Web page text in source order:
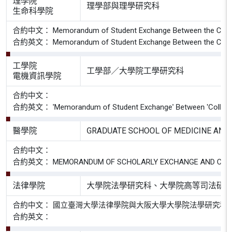
生命科學院
理學部與理學研究科
合約中文： Memorandum of Student Exchange Between the
合約英文： Memorandum of Student Exchange Between the
工學院
電機資訊學院
工學部／大學院工學研究科
合約中文：
合約英文： 'Memorandum of Student Exchange' Between
醫學院 GRADUATE SCHOOL OF MEDICINE
合約中文：
合約英文： MEMORANDUM OF SCHOLARLY EXCHANGE AND
法律學院 大學院法學研究科、大學院高等司法
合約中文： 國立臺灣大學法律學院與大阪大學大學院法學研究
合約英文：